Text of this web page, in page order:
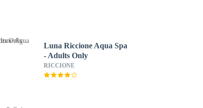
Luna Riccione Aqua Spa
- Adults Only
RICCIONE